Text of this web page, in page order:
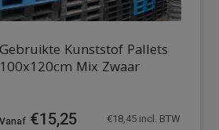
Gebruikte Kunststof Pallets
100x120cm Mix Zwaar
€15,25 €18,45incl. BTW